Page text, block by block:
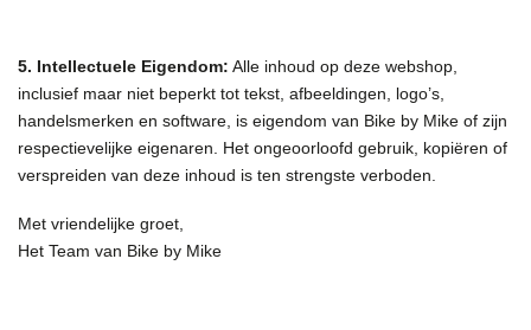
5. Intellectuele Eigendom: Alle inhoud op deze webshop,
inclusief maar niet beperkt tot tekst, afbeeldingen, logo’s,
handelsmerken en software, is eigendom van Bike by Mike of zijn
respectievelijke eigenaren. Het ongeoorloofd gebruik, kopiëren of
verspreiden van deze inhoud is ten strengste verboden.
Met vriendelijke groet,
Het Team van Bike by Mike